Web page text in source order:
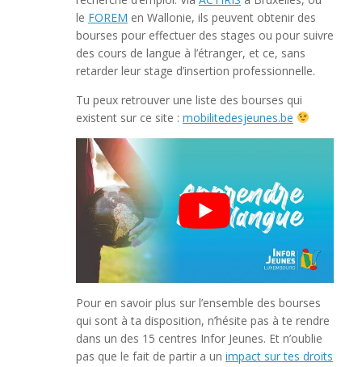
le FOREM en Wallonie, ils peuvent obtenir des
bourses pour effectuer des stages ou pour suivre
des cours de langue à l’étranger, et ce, sans
retarder leur stage d’insertion professionnelle.
Tu peux retrouver une liste des bourses qui
existent sur ce site : mobilitedesjeunes.be
Pour en savoir plus sur l’ensemble des bourses
qui sont à ta disposition, n’hésite pas à te rendre
dans un des 15 centres Infor Jeunes. Et n’oublie
pas que le fait de partir a un impact sur tes droits